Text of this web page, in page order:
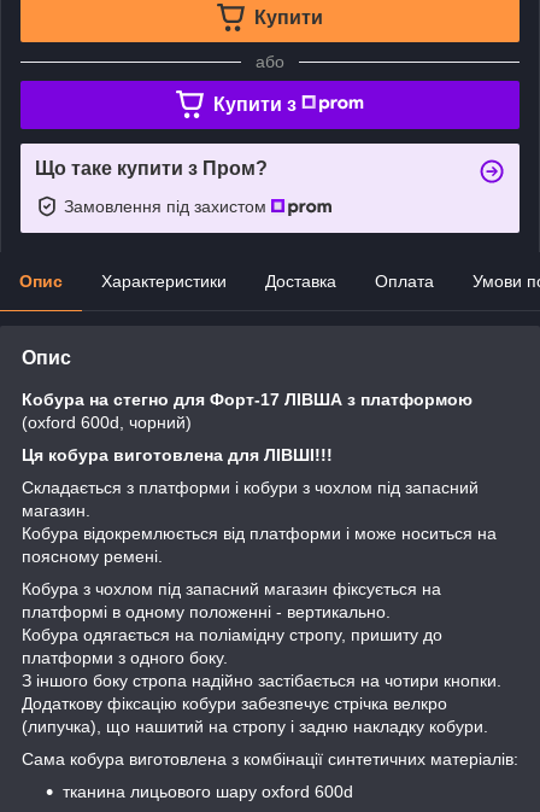
Купити
або
Купити з
Що таке купити з Пром?
Замовлення під захистом
Опис Характеристики Доставка Оплата Умови
Опис
Кобура на стегно для Форт-17 ЛІВША з платформою
(oxford 600d, чорний)
Ця кобура виготовлена для ЛІВШІ!!!
Складається з платформи і кобури з чохлом під запасний
магазин.
Кобура відокремлюється від платформи і може носиться на
поясному ремені.
Кобура з чохлом під запасний магазин фіксується на
платформі в одному положенні - вертикально.
Кобура одягається на поліамідну стропу, пришиту до
платформи з одного боку.
З іншого боку стропа надійно застібається на чотири кнопки.
Додаткову фіксацію кобури забезпечує стрічка велкро
(липучка), що нашитий на стропу і задню накладку кобури.
Сама кобура виготовлена з комбінації синтетичних матеріалів:
тканина лицьового шару oxford 600d